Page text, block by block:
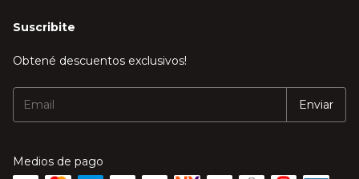
Suscribite
Obtené descuentos exclusivos!
Medios de pago